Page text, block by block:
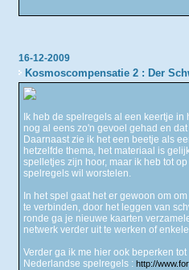
16-12-2009
Kosmoscompensatie 2 : Der
Ik heb de spelregels al een keertje
nog al eens zo'n gevoel gehad en
Daarnaast zie ik het een beetje als
hetzelfde thema, het materiaal is
spelletjes zijn hoor, maar ik heb tot
spelregels wil worstelen.
In het spel gaat het er gewoon om
te verbinden, door het leggen van
ronde ga je nieuwe kaarten
netwerk verder uit te werken of
Verder ga ik me hier ook beperken
Nederlandse spelregels : http://